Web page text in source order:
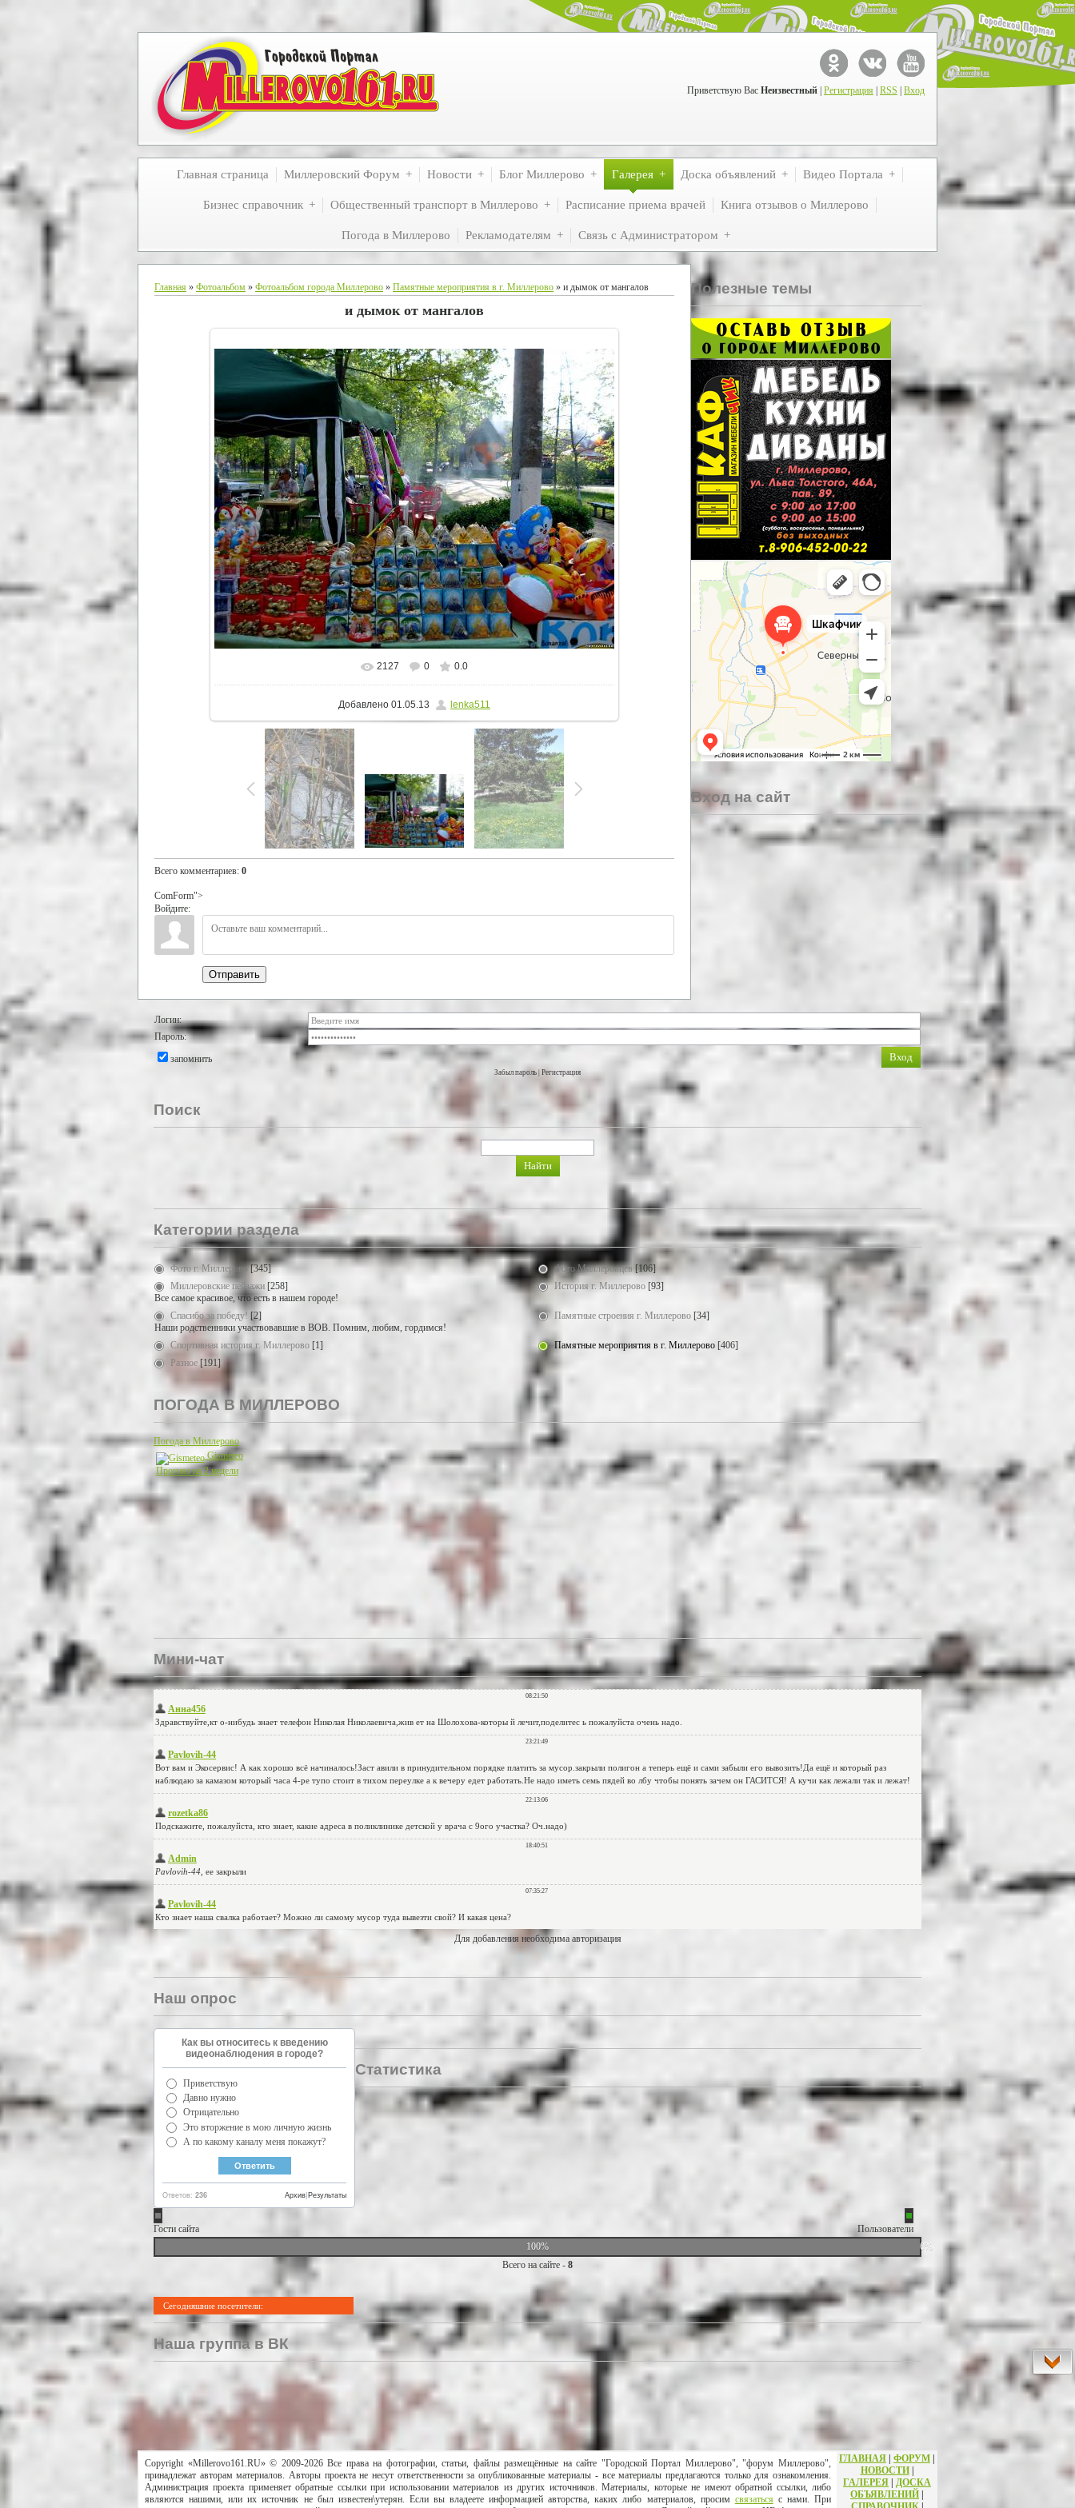
Приветствую Вас Неизвестный Регистрация RSS Вход
Главная страница Миллеровский Форум Новости Блог Миллерово Галерея Доска объявлений Видео Портала
Бизнес справочник Общественный транспорт в Миллерово Расписание приема врачей Книга отзывов о Миллерово
Погода в Миллерово Рекламодателям Связь с Администратором
Главная » Фотоальбом » Фотоальбом города Миллерово » Памятные мероприятия в г. Миллерово » и дымок от мангалов
и дымок от мангалов
В реальном размере 1500x1125
2127 0 0.0
Добавлено 01.05.13 lenka511
Всего комментариев: 0
ComForm">
Войдите:
Отправить
Полезные темы
Вход на сайт
Логин:
Пароль:
запомнить
Забыл пароль Регистрация
Поиск
Категории раздела
Фото г. Миллерово [345] Фото Миллеровцев [106]
Миллеровские пейзажи [258]
Все самое красивое, что есть в нашем городе!
История г. Миллерово [93]
Спасибо за победу! [2]
Наши родственники участвовавшие в ВОВ. Помним, любим, гордимся!
Памятные строения г. Миллерово [34]
Спортивная история г. Миллерово [1] Памятные мероприятия в г. Миллерово [406]
Разное [191]
ПОГОДА В МИЛЛЕРОВО
Погода в Миллерово
Gismeteo
Прогноз на 2 недели
Мини-чат
Для добавления необходима авторизация
Наш опрос
Как вы относитесь к введению
видеонаблюдения в городе?
Приветствую
Давно нужно
Отрицательно
Это вторжение в мою личную жизнь
А по какому каналу меня покажут?
Ответов: 236 Результаты
Архив
Статистика
Гости сайта
Пользователи
100%
0%
Всего на сайте - 8
Сегодняшние посетители:
Наша группа в ВК
Copyright «Millerovo161.RU» © 2009-2026 Все права на фотографии, статьи, файлы размещённые на сайте "Городской Портал Миллерово", "форум Миллерово",
принадлежат авторам материалов. Авторы проекта не несут ответственности за опубликованные материалы - все материалы предлагаются только для ознакомления.
Администрация проекта применяет обратные ссылки при использовании материалов из других источников. Материалы, которые не имеют обратной ссылки, либо
являются нашими, или их источник не был известен\утерян. Если вы владеете информацией авторства, каких либо материалов, просим связатьсяс нами. При
ГЛАВНАЯ | ФОРУМ |
НОВОСТИ|
ГАЛЕРЕЯ | ДОСКА
ОБЪЯВЛЕНИЙ |